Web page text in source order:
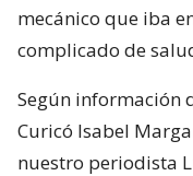
mecánico que iba
complicado de
Según información
Curicó Isabel
nuestro periodista